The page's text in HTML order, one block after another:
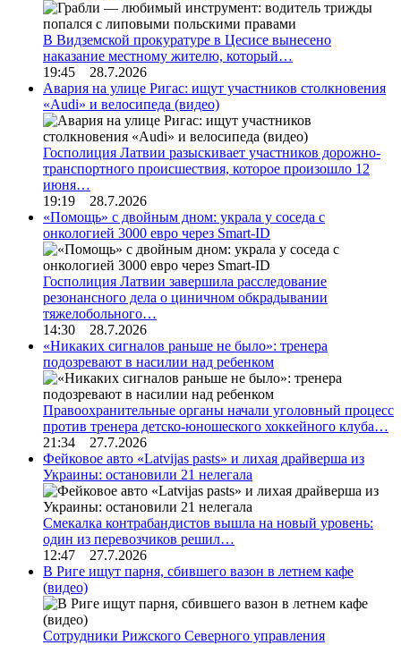
В Видземской прокуратуре в Цесисе вынесено
наказание местному жителю, который…
19:45 28.7.2026
Авария на улице Ригас: ищут участников столкновения
«Audi» и велосипеда (видео)
Госполиция Латвии разыскивает участников дорожно-
транспортного происшествия, которое произошло 12
июня…
19:19 28.7.2026
«Помощь» с двойным дном: украла у соседа с
онкологией 3000 евро через Smart-ID
Госполиция Латвии завершила расследование
резонансного дела о циничном обкрадывании
тяжелобольного…
14:30 28.7.2026
«Никаких сигналов раньше не было»: тренера
подозревают в насилии над ребенком
Правоохранительные органы начали уголовный процесс
против тренера детско-юношеского хоккейного клуба…
21:34 27.7.2026
Фейковое авто «Latvijas pasts» и лихая драйверша из
Украины: остановили 21 нелегала
Смекалка контрабандистов вышла на новый уровень:
один из перевозчиков решил…
12:47 27.7.2026
В Риге ищут парня, сбившего вазон в летнем кафе
(видео)
Сотрудники Рижского Северного управления